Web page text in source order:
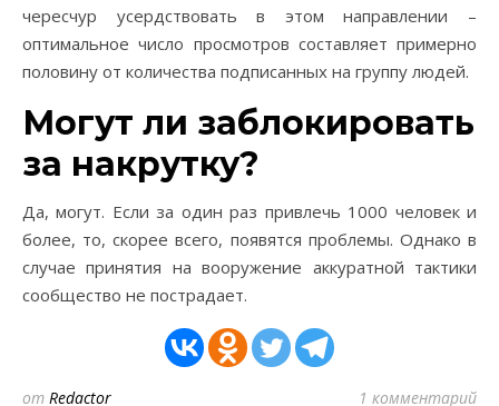
чересчур усердствовать в этом направлении –
оптимальное число просмотров составляет примерно
половину от количества подписанных на группу людей.
Могут ли заблокировать
за накрутку?
Да, могут. Если за один раз привлечь 1000 человек и
более, то, скорее всего, появятся проблемы. Однако в
случае принятия на вооружение аккуратной тактики
сообщество не пострадает.
от Redactor 1 комментарий